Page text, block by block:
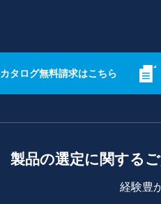
カタログ無料請求はこちら
製品の選定に関する
経験豊